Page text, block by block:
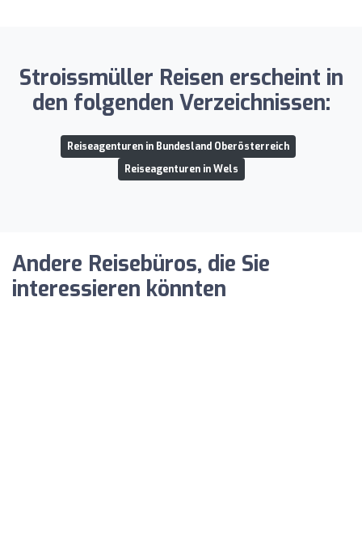
Stroissmüller Reisen erscheint in
den folgenden Verzeichnissen:
Reiseagenturen in Bundesland Oberösterreich
Reiseagenturen in Wels
Andere Reisebüros, die Sie
interessieren könnten